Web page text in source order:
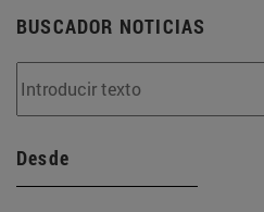
BUSCADOR NOTICIAS
Desde